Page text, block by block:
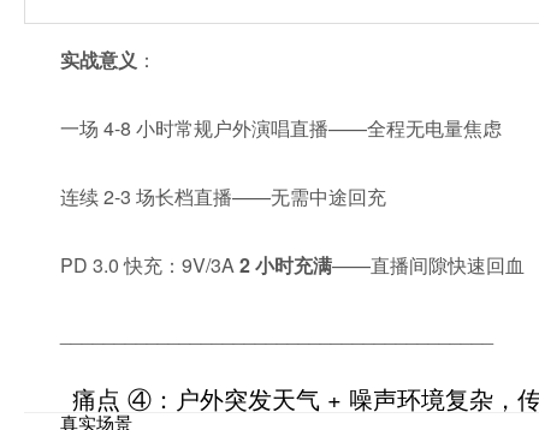
实战意义 ：
一场 4-8 小时常规户外演唱直播——全程无电量焦虑
连续 2-3 场长档直播——无需中途回充
PD 3.0 快充：9V/3A 2 小时充满——直播间隙快速回血
痛点 ④：户外突发天气 + 噪声环境复杂，
真实场景